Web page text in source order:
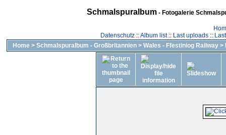
Schmalspuralbum- Fotogalerie
Datenschutz::Album list:: Last uploads::
Home > Schmalspuralbum - Großbritannien > Wales - Ffestiniog Railway >